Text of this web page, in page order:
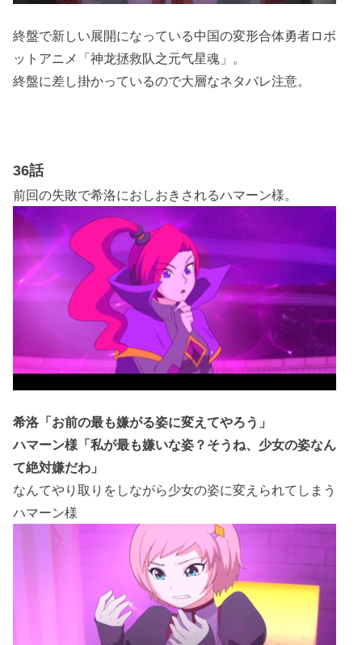
終盤で新しい展開になっている中国の変形合体勇者ロボ
ットアニメ「神龙拯救队之元气星魂」。
終盤に差し掛かっているので大層なネタバレ注意。
36話
前回の失敗で希洛におしおきされるハマーン様。
希洛「お前の最も嫌がる姿に変えてやろう」
ハマーン様「私が最も嫌いな姿？そうね、少女の姿なん
て絶対嫌だわ」
なんてやり取りをしながら少女の姿に変えられてしまう
ハマーン様